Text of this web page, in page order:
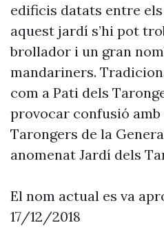
edificis datats entre els
aquest jardí s’hi pot
brollador i un gran
mandariners.
com a Pati dels
provocar confusió amb
Tarongers de la
anomenat Jardí dels
El nom actual es va
17/12/2018